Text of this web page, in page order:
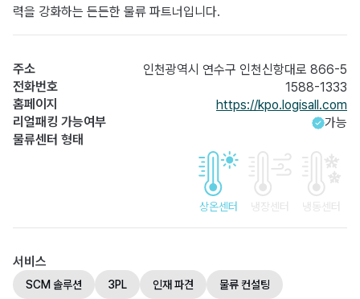
력을 강화하는 든든한 물류 파트너입니다.
주소
인천광역시 연수구 인천신항대로 866-5
전화번호
1588-1333
홈페이지
https://kpo.logisall.com
리얼패킹 가능여부
가능
물류센터 형태
상온센터 냉장센터 냉동센터
서비스
SCM 솔루션 3PL 인재 파견 물류 컨설팅